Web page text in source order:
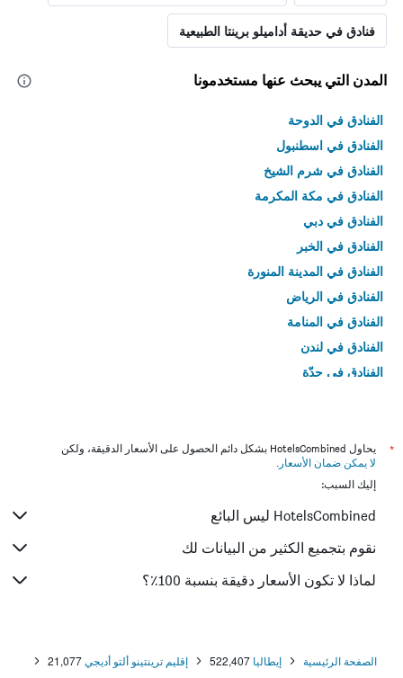
فنادق في حديقة أداميلو برينتا الطبيعية
المدن التي يبحث عنها مستخدمونا
الفنادق في الدوحة
الفنادق في اسطنبول
الفنادق في شرم الشيخ
الفنادق في مكة المكرمة
الفنادق في دبي
الفنادق في الخبر
الفنادق في المدينة المنورة
الفنادق في الرياض
الفنادق في المنامة
الفنادق في لندن
الفنادق في جدّة
*
يحاول HotelsCombined بشكل دائم الحصول على الأسعار الدقيقة، ولكن
لا يمكن ضمان الأسعار .
إليك السبب:
HotelsCombined ليس البائع
نقوم بتجميع الكثير من البيانات لك
لماذا لا تكون الأسعار دقيقة بنسبة 100٪؟
الصفحة الرئيسية إيطاليا 522,407 إقليم ترينتينو ألتو أديجي21,077